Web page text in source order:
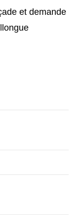
et demande